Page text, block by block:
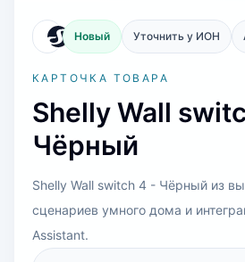
Новый Уточнить у ИОН
КАРТОЧКА ТОВАРА
Shelly Wall
Чёрный
Shelly Wall switch 4 - Чёрный из
сценариев умного дома и
Assistant.